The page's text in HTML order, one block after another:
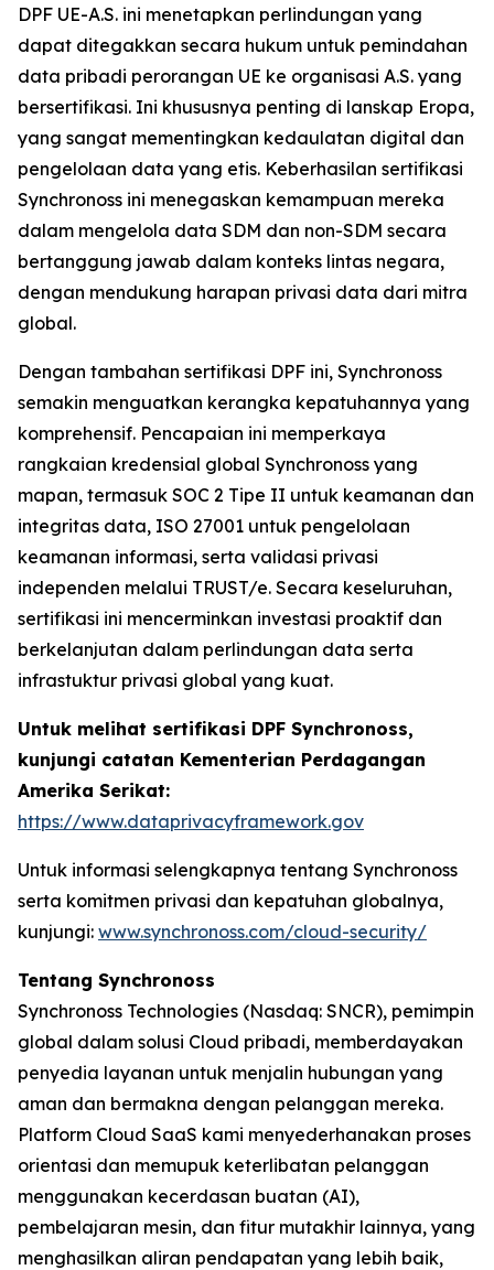
DPF UE-A.S. ini menetapkan perlindungan yang
dapat ditegakkan secara hukum untuk pemindahan
data pribadi perorangan UE ke organisasi A.S. yang
bersertifikasi. Ini khususnya penting di lanskap Eropa,
yang sangat mementingkan kedaulatan digital dan
pengelolaan data yang etis. Keberhasilan sertifikasi
Synchronoss ini menegaskan kemampuan mereka
dalam mengelola data SDM dan non-SDM secara
bertanggung jawab dalam konteks lintas negara,
dengan mendukung harapan privasi data dari mitra
global.
Dengan tambahan sertifikasi DPF ini, Synchronoss
semakin menguatkan kerangka kepatuhannya yang
komprehensif. Pencapaian ini memperkaya
rangkaian kredensial global Synchronoss yang
mapan, termasuk SOC 2 Tipe II untuk keamanan dan
integritas data, ISO 27001 untuk pengelolaan
keamanan informasi, serta validasi privasi
independen melalui TRUST/e. Secara keseluruhan,
sertifikasi ini mencerminkan investasi proaktif dan
berkelanjutan dalam perlindungan data serta
infrastuktur privasi global yang kuat.
Untuk melihat sertifikasi DPF Synchronoss,
kunjungi catatan Kementerian Perdagangan
Amerika Serikat:
https://www.dataprivacyframework.gov
Untuk informasi selengkapnya tentang Synchronoss
serta komitmen privasi dan kepatuhan globalnya,
kunjungi: www.synchronoss.com/cloud-security/
Tentang Synchronoss
Synchronoss Technologies (Nasdaq: SNCR), pemimpin
global dalam solusi Cloud pribadi, memberdayakan
penyedia layanan untuk menjalin hubungan yang
aman dan bermakna dengan pelanggan mereka.
Platform Cloud SaaS kami menyederhanakan proses
orientasi dan memupuk keterlibatan pelanggan
menggunakan kecerdasan buatan (AI),
pembelajaran mesin, dan fitur mutakhir lainnya, yang
menghasilkan aliran pendapatan yang lebih baik,